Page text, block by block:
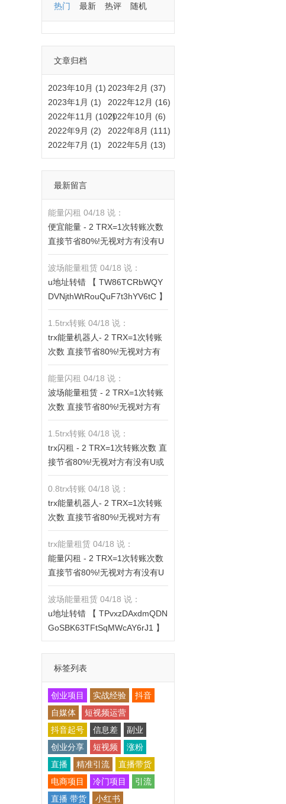
热门 最新 热评 随机
文章归档
2023年10月 (1) 2023年2月 (37)
2023年1月 (1)
2022年12月 (16)
2022年11月 (102)2022年10月 (6)
2022年9月 (2)
2022年8月 (111)
2022年7月 (1)
2022年5月 (13)
最新留言
能量闪租 04/18 说：
便宜能量 - 2 TRX=1次转账次数
直接节省80%!无视对方有没有U
或者是否交易所,低于 2 TRX的都
是钓鱼的骗子- 复制地址【THXfh
fV6ThhYzt7d8mm4KL3dE5LWB
bwb3s】转 2 TRX即可0手续费
转账!TG机器人: @jzzTRXbot 官
网: https://jzztrx.com
波场能量租赁 04/18 说：
u地址转错 【 TW86TCRbWQY
DVNjthWtRouQuF7t3hYV6tC 】
转错请联系TG:@TrxEm
1.5trx转账 04/18 说：
trx能量机器人- 2 TRX=1次转账
次数 直接节省80%!无视对方有
没有U或者是否交易所,低于 2 TR
X的都是钓鱼的骗子- 复制地址
【THXfhfV6ThhYzt7d8mm4KL3
dE5LWBbwb3s】转 2 TRX即可0
手续费转账!TG机器人: @jzzTRX
bot 官网: https://jzztrx.com
能量闪租 04/18 说：
波场能量租赁 - 2 TRX=1次转账
次数 直接节省80%!无视对方有
没有U或者是否交易所,低于 2 TR
X的都是钓鱼的骗子- 复制地址
【THXfhfV6ThhYzt7d8mm4KL3
dE5LWBbwb3s】转 2 TRX即可0
手续费转账!TG机器人: @jzzTRX
bot 官网: https://jzztrx.com
1.5trx转账 04/18 说：
trx闪租 - 2 TRX=1次转账次数 直
接节省80%!无视对方有没有U或
者是否交易所,低于 2 TRX的都是
钓鱼的骗子- 复制地址【THXfhfV
6ThhYzt7d8mm4KL3dE5LWBb
wb3s】转 2 TRX即可0手续费转
账!TG机器人: @jzzTRXbot 官网:
https://jzztrx.com
0.8trx转账 04/18 说：
trx能量机器人- 2 TRX=1次转账
次数 直接节省80%!无视对方有
没有U或者是否交易所,低于 2 TR
X的都是钓鱼的骗子- 复制地址
【THXfhfV6ThhYzt7d8mm4KL3
dE5LWBbwb3s】转 2 TRX即可0
手续费转账!TG机器人: @jzzTRX
bot 官网: https://jzztrx.com
trx能量租赁 04/18 说：
能量闪租 - 2 TRX=1次转账次数
直接节省80%!无视对方有没有U
或者是否交易所,低于 2 TRX的都
是钓鱼的骗子- 复制地址【THXfh
fV6ThhYzt7d8mm4KL3dE5LWB
bwb3s】转 2 TRX即可0手续费
转账!TG机器人: @jzzTRXbot 官
波场能量租赁 04/18 说：
u地址转错 【 TPvxzDAxdmQDN
GoSBK63TFtSqMWcAY6rJ1 】
转错请联系TG:@TrxEm
标签列表
创业项目 实战经验
抖音
自媒体
短视频运营
抖音起号
信息差
副业
创业分享
短视频
涨粉
直播
精准引流
直播带货
电商项目
冷门项目
引流
直播 带货
小红书